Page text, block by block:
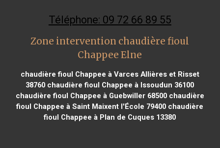
Téléphone: 09 72 66 89 55
Zone intervention chaudière fioul
Chappee Elne
chaudière fioul Chappee à Varces Allières et Risset
38760 chaudière fioul Chappee à Issoudun 36100
chaudière fioul Chappee à Guebwiller 68500chaudière
fioul Chappee à Saint Maixent l'École 79400 chaudière
fioul Chappee à Plan de Cuques 13380